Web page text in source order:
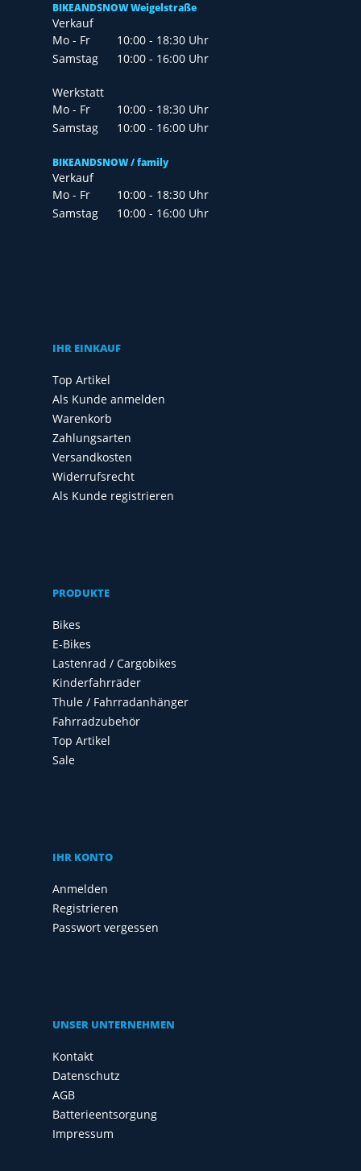
BIKEANDSNOW Weigelstraße
Verkauf
Mo - Fr
10:00 - 18:30 Uhr
Samstag
10:00 - 16:00 Uhr
Werkstatt
Mo - Fr
10:00 - 18:30 Uhr
Samstag
10:00 - 16:00 Uhr
BIKEANDSNOW / family
Verkauf
Mo - Fr
10:00 - 18:30 Uhr
Samstag
10:00 - 16:00 Uhr
IHR EINKAUF
Top Artikel
Als Kunde anmelden
Warenkorb
Zahlungsarten
Versandkosten
Widerrufsrecht
Als Kunde registrieren
PRODUKTE
Bikes
E-Bikes
Lastenrad / Cargobikes
Kinderfahrräder
Thule / Fahrradanhänger
Fahrradzubehör
Top Artikel
Sale
IHR KONTO
Anmelden
Registrieren
Passwort vergessen
UNSER UNTERNEHMEN
Kontakt
Datenschutz
AGB
Batterieentsorgung
Impressum